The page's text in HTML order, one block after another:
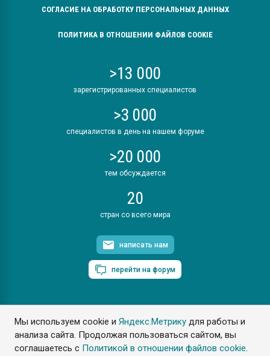
Мы используем cookie иЯндекс.Метрику для работы и
анализа сайта. Продолжая пользоваться сайтом, вы
соглашаетесь с Политикой в отношении файлов cookie.
СОГЛАСИЕ НА ОБРАБОТКУ ПЕРСОНАЛЬНЫХ ДАННЫХ
ПОЛИТИКА В ОТНОШЕНИИ ФАЙЛОВ COOKIE
>13 000
зарегистрированных специалистов
>3 000
специалистов в день на нашем форуме
>20 000
тем обсуждается
20
стран со всего мира
написать нам
перейти на форум
ПластЭксперт © 2006. Все права защищены
Разрешается копирование материалов сайта с обязательной
ссылкой на www.e-plastic.ru